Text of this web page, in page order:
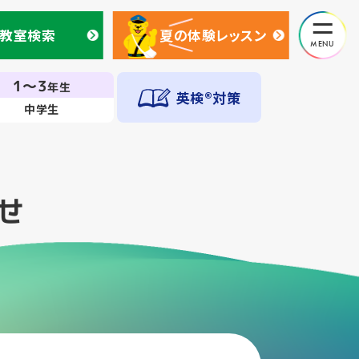
教室検索
夏の体験レッスン
夏の体験レッスン
1～3年生
中学生
英検®対策